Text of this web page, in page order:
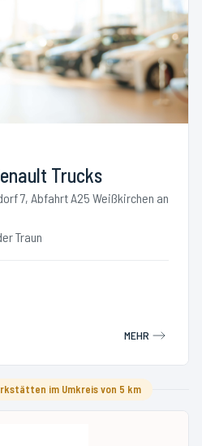
Trucks
7, Abfahrt A25 Weißkirchen an
Traun
MEHR
im Umkreis von 5 km